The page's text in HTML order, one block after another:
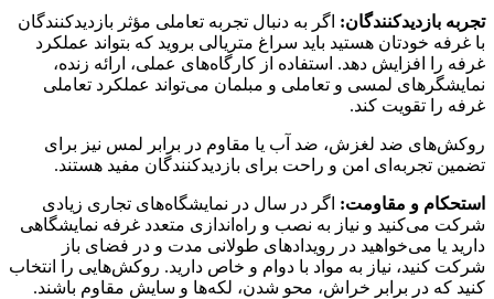
تجربه بازدیدکنندگان: اگر به دنبال تجربه تعاملی مؤثر بازدیدکنندگان
با غرفه خودتان هستید باید سراغ متریالی بروید که بتواند عملکرد
غرفه را افزایش دهد. استفاده از کارگاه‌های عملی، ارائه زنده،
نمایشگرهای لمسی و تعاملی و مبلمان می‌تواند عملکرد تعاملی
غرفه را تقویت کند.
روکش‌های ضد لغزش، ضد آب یا مقاوم در برابر لمس نیز برای
تضمین تجربه‌ای امن و راحت برای بازدیدکنندگان مفید هستند.
استحکام و مقاومت: اگر در سال در نمایشگاه‌های تجاری زیادی
شرکت می‌کنید و نیاز به نصب و راه‌اندازی متعدد غرفه نمایشگاهی
دارید یا می‌خواهید در رویدادهای طولانی مدت و در فضای باز
شرکت کنید، نیاز به مواد با دوام و خاص دارید. روکش‌هایی را انتخاب
کنید که در برابر خراش، محو شدن، لکه‌ها و سایش مقاوم باشند.